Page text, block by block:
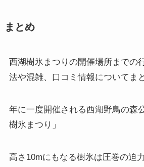
まとめ
西湖樹氷まつりの開催場所までの
法や混雑、口コミ情報についてま
年に一度開催される西湖野鳥の森
樹氷まつり」
高さ10mにもなる樹氷は圧巻の迫力